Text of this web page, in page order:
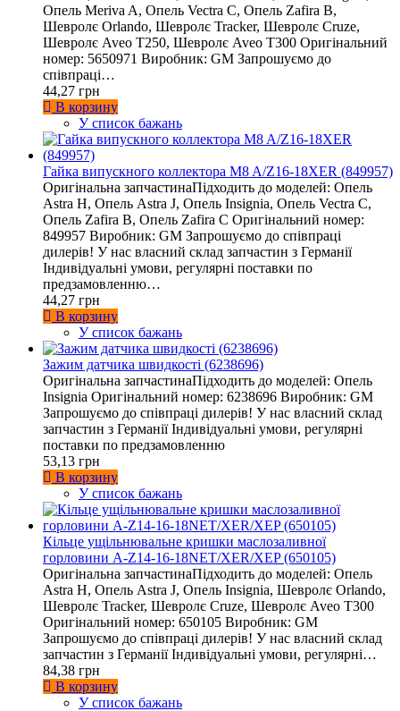
Опель Meriva A, Опель Vectra C, Опель Zafira B,
Шевролє Orlando, Шевролє Tracker, Шевролє Cruze,
Шевролє Aveo T250, Шевролє Aveo T300 Оригінальний
номер: 5650971 Виробник: GM Запрошуємо до
співпраці…
44,27 грн
В корзину
У список бажань
Гайка випускного коллектора M8 A/Z16-18XER (849957)
Оригінальна запчастинаПідходить до моделей: Опель
Astra H, Опель Astra J, Опель Insignia, Опель Vectra C,
Опель Zafira B, Опель Zafira C Оригінальний номер:
849957 Виробник: GM Запрошуємо до співпраці
дилерів! У нас власний склад запчастин з Германії
Індивідуальні умови, регулярні поставки по
предзамовленню…
44,27 грн
В корзину
У список бажань
Зажим датчика швидкості (6238696)
Оригінальна запчастинаПідходить до моделей: Опель
Insignia Оригінальний номер: 6238696 Виробник: GM
Запрошуємо до співпраці дилерів! У нас власний склад
запчастин з Германії Індивідуальні умови, регулярні
поставки по предзамовленню
53,13 грн
В корзину
У список бажань
Кільце ущільнювальне кришки маслозаливної
горловини A-Z14-16-18NET/XER/XEP (650105)
Оригінальна запчастинаПідходить до моделей: Опель
Astra H, Опель Astra J, Опель Insignia, Шевролє Orlando,
Шевролє Tracker, Шевролє Cruze, Шевролє Aveo T300
Оригінальний номер: 650105 Виробник: GM
Запрошуємо до співпраці дилерів! У нас власний склад
запчастин з Германії Індивідуальні умови, регулярні…
84,38 грн
В корзину
У список бажань